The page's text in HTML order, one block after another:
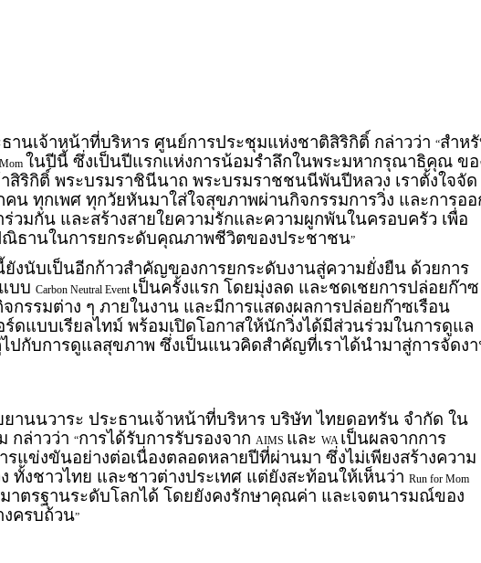
านเจ้าหน้าที่บริหาร ศูนย์การประชุมแห่งชาติสิริกิติ์ กล่าวว่า “สำห
ในปีนี้ ซึ่งเป็นปีแรกแห่งการน้อมรำลึกในพระมหากรุณาธิคุณ ขอ
าสิริกิติ์ พระบรมราชินีนาถ พระบรมราชชนนีพันปีหลวง เราตั้งใจจัด
คน ทุกเพศ ทุกวัยหันมาใส่ใจสุขภาพผ่านกิจกรรมการวิ่ง และการออ
ร่วมกัน และสร้างสายใยความรักและความผูกพันในครอบครัว เพื่อ
ธานในการยกระดับคุณภาพชีวิตของประชาชน”
งนับเป็นอีกก้าวสำคัญของการยกระดับงานสู่ความยั่งยืน ด้วยการ
บบ Carbon Neutral Event เป็นครั้งแรก โดยมุ่งลด และชดเชยการปล่อยก๊าซ
จกรรมต่าง ๆ ภายในงาน และมีการแสดงผลการปล่อยก๊าซเรือน
ดแบบเรียลไทม์ พร้อมเปิดโอกาสให้นักวิ่งได้มีส่วนร่วมในการดูแล
ปกับการดูแลสุขภาพ ซึ่งเป็นแนวคิดสำคัญที่เราได้นำมาสู่การจัดง
านนวาระ ประธานเจ้าหน้าที่บริหาร บริษัท ไทยดอทรัน จำกัด ใน
กล่าวว่า “การได้รับการรับรองจาก AIMS และ WA เป็นผลจากการ
ข่งขันอย่างต่อเนื่องตลอดหลายปีที่ผ่านมา ซึ่งไม่เพียงสร้างความ
ทั้งชาวไทย และชาวต่างประเทศ แต่ยังสะท้อนให้เห็นว่า Run for Mom
าตรฐานระดับโลกได้ โดยยังคงรักษาคุณค่า และเจตนารมณ์ของ
งครบถ้วน”